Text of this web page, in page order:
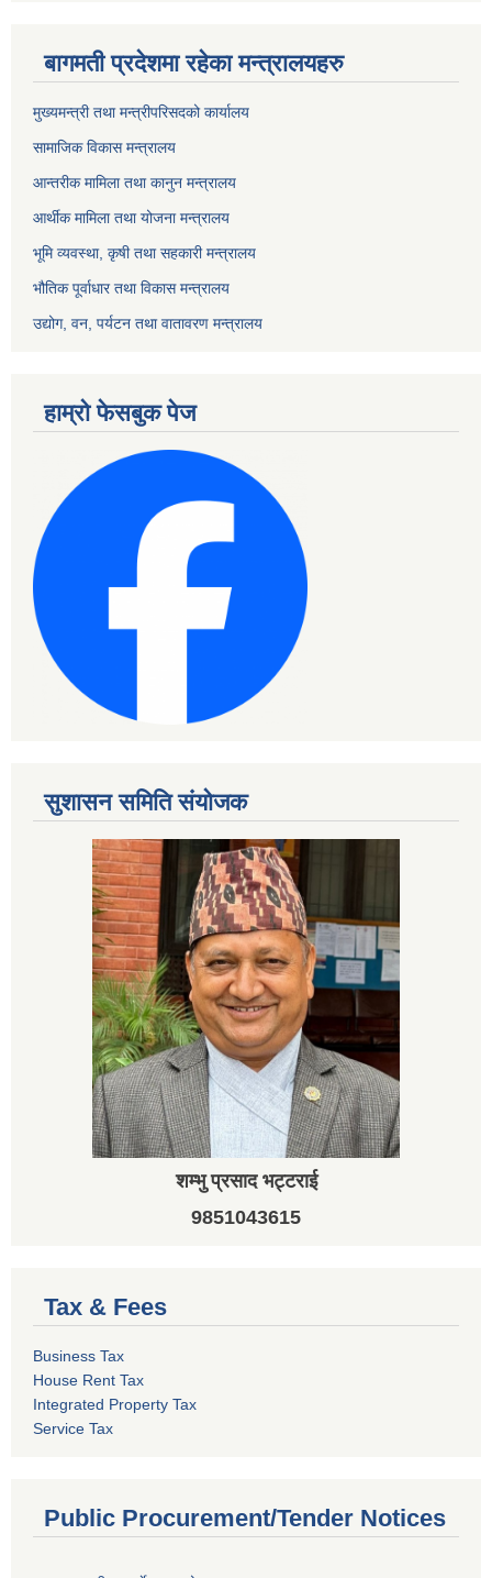
बागमती प्रदेशमा रहेका मन्त्रालयहरु
मुख्यमन्त्री तथा मन्त्रीपरिसदको कार्यालय
सामाजिक विकास मन्त्रालय
आन्तरीक मामिला तथा कानुन मन्त्रालय
आर्थीक मामिला तथा योजना मन्त्रालय
भूमि व्यवस्था, कृषी तथा सहकारी मन्त्रालय
भौतिक पूर्वाधार तथा विकास मन्त्रालय
उद्योग, वन, पर्यटन तथा वातावरण मन्त्रालय
हाम्रो फेसबुक पेज
सुशासन समिति संयोजक
शम्भु प्रसाद भट्टराई
9851043615
Tax & Fees
Business Tax
House Rent Tax
Integrated Property Tax
Service Tax
Public Procurement/Tender Notices